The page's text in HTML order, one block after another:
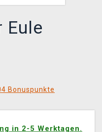
Eule
Bonuspunkte
in 2-5 Werktagen.